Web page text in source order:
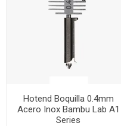
Hotend Boquilla 0.4mm
Acero Inox Bambu Lab A1
Series